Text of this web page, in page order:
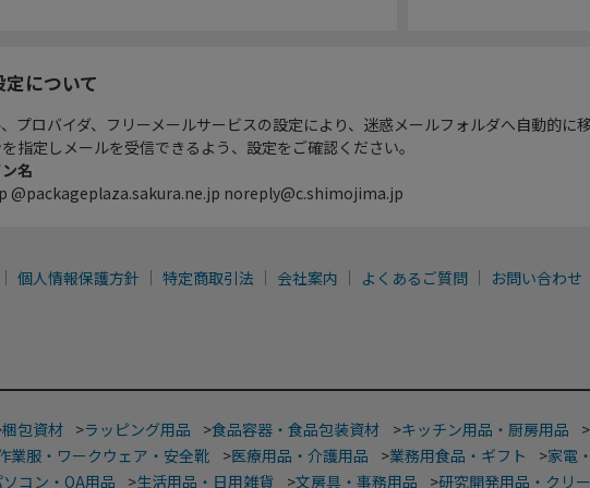
について
プロバイダ、フリーメールサービスの設定により、迷惑メールフォルダへ自動的に
指定しメールを受信できるよう、設定をご確認ください。
名
@packageplaza.sakura.ne.jp noreply@c.shimojima.jp
個人情報保護方針 特定商取引法 会社案内 よくあるご質問 お問い合わせ
梱包資材 >ラッピング用品 >食品容器・食品包装資材 >キッチン用品・厨房用品 >
業服・ワークウェア・安全靴
>医療用品・介護用品 >業務用食品・ギフト >家電
コン・OA用品
>生活用品・日用雑貨 >文房具・事務用品 >研究開発用品・クリ